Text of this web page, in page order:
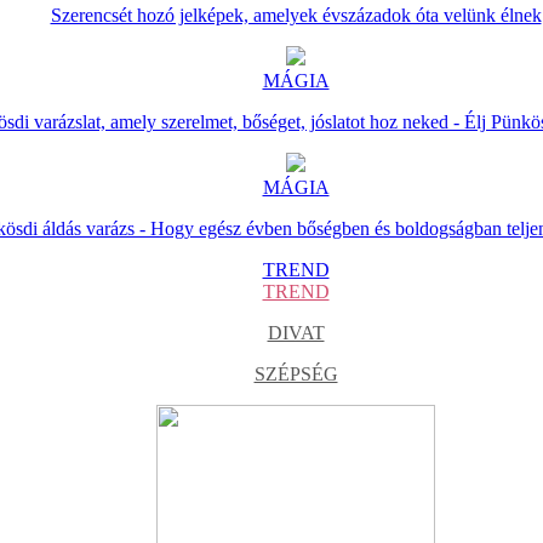
Szerencsét hozó jelképek, amelyek évszázadok óta velünk élnek
MÁGIA
varázslat, amely szerelmet, bőséget, jóslatot hoz neked - Élj
MÁGIA
áldás varázs - Hogy egész évben bőségben és boldogságban
TREND
TREND
DIVAT
SZÉPSÉG